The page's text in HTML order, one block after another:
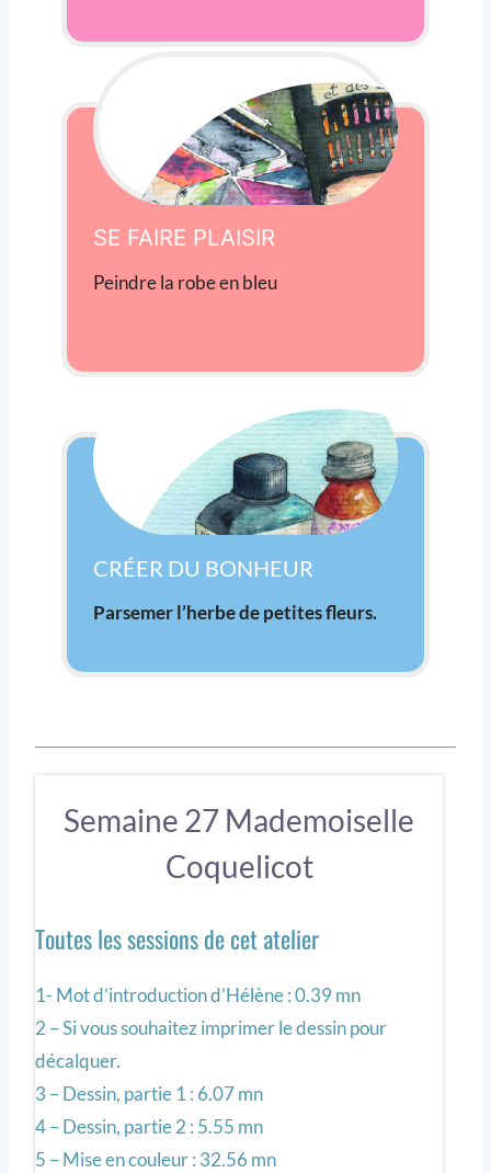
SE FAIRE PLAISIR
Peindre la robe en bleu
CRÉER DU BONHEUR
Parsemer l’herbe de petites fleurs.
Semaine 27 Mademoiselle
Coquelicot
Toutes les sessions de cet atelier
1- Mot d’introduction d’Hélène : 0.39 mn
2 – Si vous souhaitez imprimer le dessin pour
décalquer.
3 – Dessin, partie 1 : 6.07 mn
4 – Dessin, partie 2 : 5.55 mn
5 – Mise en couleur : 32.56 mn